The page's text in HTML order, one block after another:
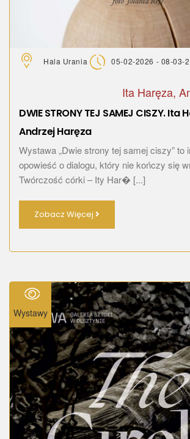
Hala Urania 05-02-2026 - 08-03-
Ita Haręza,
DWIE STRONY TEJ SAMEJ CISZY. Ita
Andrzej Haręza
Wystawa „Dwie strony tej samej ciszy” to
opowieść o dialogu, który nie kończy się
Twórczość córki – Ity Har� [...]
Zobacz Więcej
Wystawy